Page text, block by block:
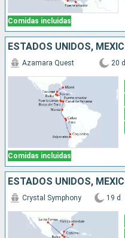
Comidas incluidas
Comidas incluidas
Azamara Quest 20 d
Crystal Symphony 19 d